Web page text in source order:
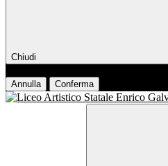
Chiudi
Annulla Conferma